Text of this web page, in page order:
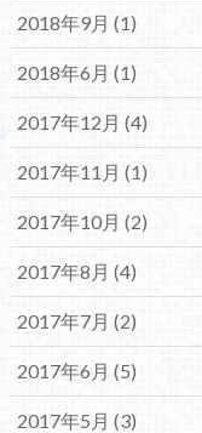
2018年9月 (1)
2018年6月 (1)
2017年12月 (4)
2017年11月 (1)
2017年10月 (2)
2017年8月 (4)
2017年7月 (2)
2017年6月 (5)
2017年5月 (3)